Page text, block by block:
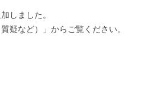
しました。
疑など）」からご覧ください。